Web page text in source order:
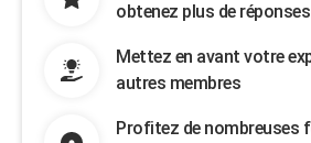
obtenez plus de réponses
Mettez en avant votre
autres membres
Profitez de nombreuses